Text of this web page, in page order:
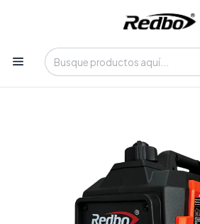
Tienda 100% Online con despacho a
Oficina • Lun-Vie 09:30-14:00 / 15:00-
Inicio
Generador Inverter Redbo RB-IG-
(1.5 kW, Silencioso, Apto